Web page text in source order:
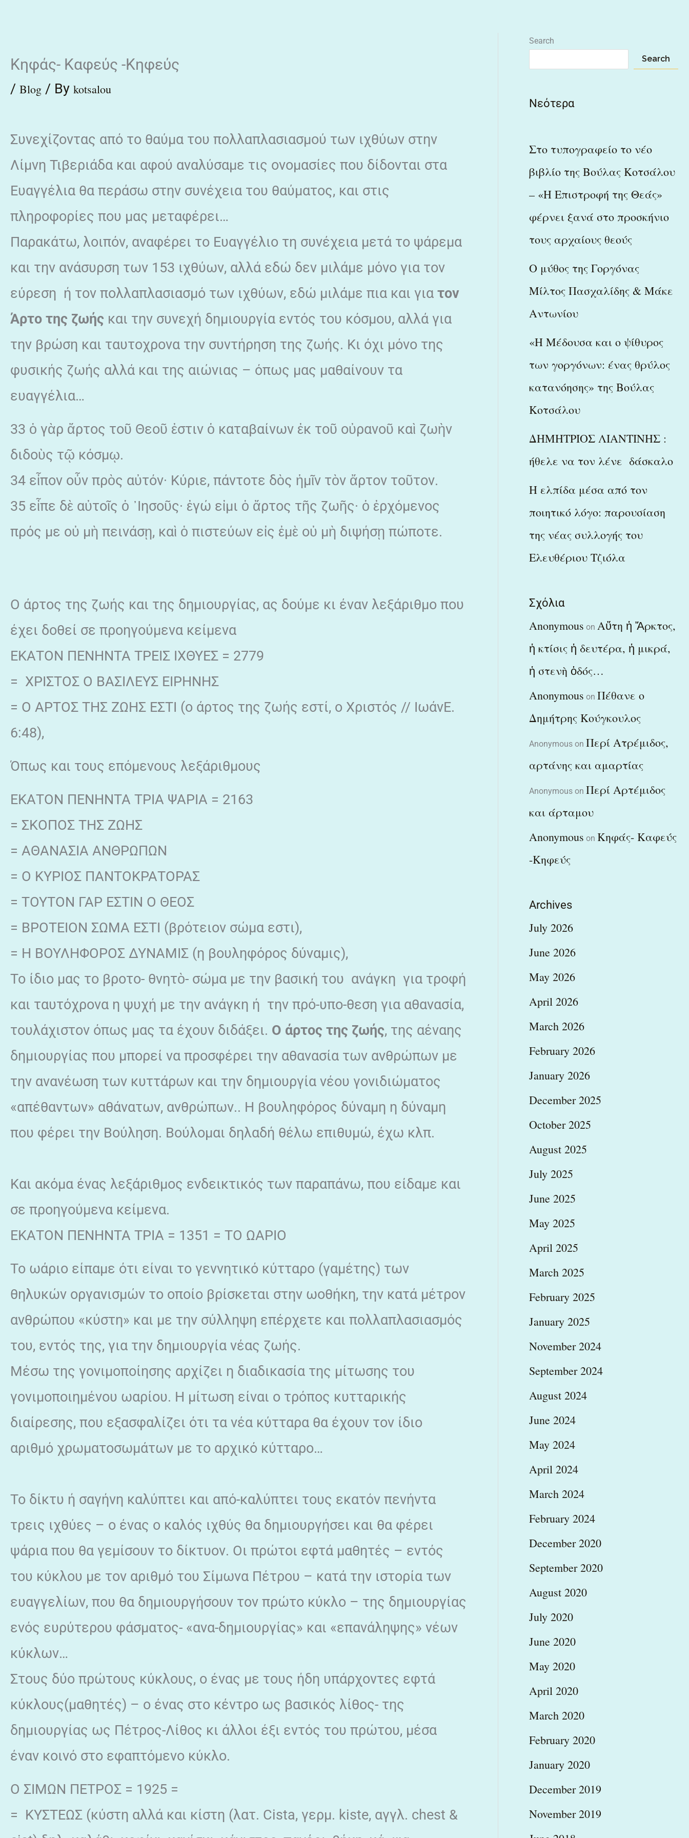
Κηφάς- Καφεύς -Κηφεύς
/ Blog / By kotsalou
Συνεχίζοντας από το θαύμα του πολλαπλασιασμού των ιχθύων στην
Λίμνη Τιβεριάδα και αφού αναλύσαμε τις ονομασίες που δίδονται στα
Ευαγγέλια θα περάσω στην συνέχεια του θαύματος, και στις
πληροφορίες που μας μεταφέρει…
Παρακάτω, λοιπόν, αναφέρει το Ευαγγέλιο τη συνέχεια μετά το ψάρεμα
και την ανάσυρση των 153 ιχθύων, αλλά εδώ δεν μιλάμε μόνο για τον
εύρεση ή τον πολλαπλασιασμό των ιχθύων, εδώ μιλάμε πια και για τον
Άρτο της ζωής και την συνεχή δημιουργία εντός του κόσμου, αλλά για
την βρώση και ταυτοχρονα την συντήρηση της ζωής. Κι όχι μόνο της
φυσικής ζωής αλλά και της αιώνιας – όπως μας μαθαίνουν τα
ευαγγέλια…
33 ὁ γὰρ ἄρτος τοῦ Θεοῦ ἐστιν ὁ καταβαίνων ἐκ τοῦ οὐρανοῦ καὶ ζωὴν
διδοὺς τῷ κόσμῳ.
34 εἶπον οὖν πρὸς αὐτόν· Κύριε, πάντοτε δὸς ἡμῖν τὸν ἄρτον τοῦτον.
35 εἶπε δὲ αὐτοῖς ὁ ᾿Ιησοῦς· ἐγώ εἰμι ὁ ἄρτος τῆς ζωῆς· ὁ ἐρχόμενος
πρός με οὐ μὴ πεινάσῃ, καὶ ὁ πιστεύων εἰς ἐμὲ οὐ μὴ διψήσῃ πώποτε.
Ο άρτος της ζωής και της δημιουργίας, ας δούμε κι έναν λεξάριθμο που
έχει δοθεί σε προηγούμενα κείμενα
ΕΚΑΤΟΝ ΠΕΝΗΝΤΑ ΤΡΕΙΣ ΙΧΘΥΕΣ = 2779
= ΧΡΙΣΤΟΣ Ο ΒΑΣΙΛΕΥΣ ΕΙΡΗΝΗΣ
= Ο ΑΡΤΟΣ ΤΗΣ ΖΩΗΣ ΕΣΤΙ (ο άρτος της ζωής εστί, ο Χριστός // ΙωάνΕ.
6:48),
Όπως και τους επόμενους λεξάριθμους
ΕΚΑΤΟΝ ΠΕΝΗΝΤΑ ΤΡΙΑ ΨΑΡΙΑ = 2163
= ΣΚΟΠΟΣ ΤΗΣ ΖΩΗΣ
= ΑΘΑΝΑΣΙΑ ΑΝΘΡΩΠΩΝ
= Ο ΚΥΡΙΟΣ ΠΑΝΤΟΚΡΑΤΟΡΑΣ
= ΤΟΥΤΟΝ ΓΑΡ ΕΣΤΙΝ Ο ΘΕΟΣ
= ΒΡΟΤΕΙΟΝ ΣΩΜΑ ΕΣΤΙ (βρότειον σώμα εστι),
= Η ΒΟΥΛΗΦΟΡΟΣ ΔΥΝΑΜΙΣ (η βουληφόρος δύναμις),
Το ίδιο μας το βροτο- θνητὸ- σώμα με την βασική του ανάγκη για τροφή
και ταυτόχρονα η ψυχή με την ανάγκη ή την πρό-υπο-θεση για αθανασία,
τουλάχιστον όπως μας τα έχουν διδάξει. Ο άρτος της ζωής, της αέναης
δημιουργίας που μπορεί να προσφέρει την αθανασία των ανθρώπων με
την ανανέωση των κυττάρων και την δημιουργία νέου γονιδιώματος
«απέθαντων» αθάνατων, ανθρώπων.. Η βουληφόρος δύναμη η δύναμη
που φέρει την Βούληση. Βούλομαι δηλαδή θέλω επιθυμώ, έχω κλπ.
Και ακόμα ένας λεξάριθμος ενδεικτικός των παραπάνω, που είδαμε και
σε προηγούμενα κείμενα.
ΕΚΑΤΟΝ ΠΕΝΗΝΤΑ ΤΡΙΑ = 1351 = ΤΟ ΩΑΡΙΟ
Το ωάριο είπαμε ότι είναι το γεννητικό κύτταρο (γαμέτης) των
θηλυκών οργανισμών το οποίο βρίσκεται στην ωοθήκη, την κατά μέτρον
ανθρώπου «κύστη» και με την σύλληψη επέρχετε και πολλαπλασιασμός
του, εντός της, για την δημιουργία νέας ζωής.
Μέσω της γονιμοποίησης αρχίζει η διαδικασία της μίτωσης του
γονιμοποιημένου ωαρίου. Η μίτωση είναι ο τρόπος κυτταρικής
διαίρεσης, που εξασφαλίζει ότι τα νέα κύτταρα θα έχουν τον ίδιο
αριθμό χρωματοσωμάτων με το αρχικό κύτταρο…
Το δίκτυ ή σαγήνη καλύπτει και από-καλύπτει τους εκατόν πενήντα
τρεις ιχθύες – ο ένας ο καλός ιχθύς θα δημιουργήσει και θα φέρει
ψάρια που θα γεμίσουν το δίκτυον. Οι πρώτοι εφτά μαθητές – εντός
του κύκλου με τον αριθμό του Σίμωνα Πέτρου – κατά την ιστορία των
ευαγγελίων, που θα δημιουργήσουν τον πρώτο κύκλο – της δημιουργίας
ενός ευρύτερου φάσματος- «ανα-δημιουργίας» και «επανάληψης» νέων
κύκλων…
Στους δύο πρώτους κύκλους, ο ένας με τους ήδη υπάρχοντες εφτά
κύκλους(μαθητές) – ο ένας στο κέντρο ως βασικός λίθος- της
δημιουργίας ως Πέτρος-Λίθος κι άλλοι έξι εντός του πρώτου, μέσα
έναν κοινό στο εφαπτόμενο κύκλο.
Ο ΣΙΜΩΝ ΠΕΤΡΟΣ = 1925 =
= ΚΥΣΤΕΩΣ (κύστη αλλά και κίστη (λατ. Cista, γερμ. kiste, αγγλ. chest &
Search
Search
Νεότερα
Στο τυπογραφείο το νέο
βιβλίο της Βούλας Κοτσάλου
– «Η Επιστροφή της Θεάς»
φέρνει ξανά στο προσκήνιο
τους αρχαίους θεούς
Ο μύθος της Γοργόνας
Μίλτος Πασχαλίδης & Μάκε
Αντωνίου
«Η Μέδουσα και ο ψίθυρος
των γοργόνων: ένας θρύλος
κατανόησης» της Βούλας
Κοτσάλου
ΔΗΜΗΤΡΙΟΣ ΛΙΑΝΤΙΝΗΣ :
ήθελε να τον λένε δάσκαλο
Η ελπίδα μέσα από τον
ποιητικό λόγο: παρουσίαση
της νέας συλλογής του
Ελευθέριου Τζιόλα
Σχόλια
Anonymous on Αὕτη ἡ Ἄρκτος,
ἡ κτίσις ἡ δευτέρα, ἡ μικρά,
ἡ στενὴ ὁδός…
Anonymous on Πέθανε ο
Δημήτρης Κούγκουλος
Anonymouson Περί Ατρέμιδος,
αρτάνης και αμαρτίας
Anonymouson Περί Αρτέμιδος
και άρταμου
Anonymous on Κηφάς- Καφεύς
-Κηφεύς
Archives
July 2026
June 2026
May 2026
April 2026
March 2026
February 2026
January 2026
December 2025
October 2025
August 2025
July 2025
June 2025
May 2025
April 2025
March 2025
February 2025
January 2025
November 2024
September 2024
August 2024
June 2024
May 2024
April 2024
March 2024
February 2024
December 2020
September 2020
August 2020
July 2020
June 2020
May 2020
April 2020
March 2020
February 2020
January 2020
December 2019
November 2019